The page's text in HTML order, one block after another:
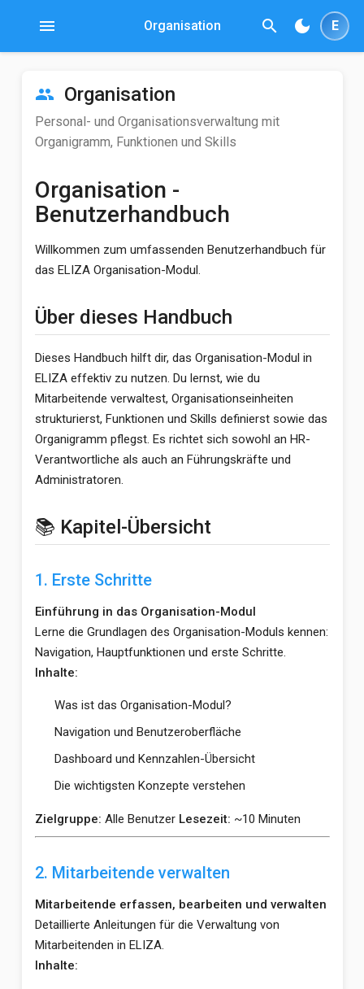
menu Organisation search dark_mode E
people Organisation
Personal- und Organisationsverwaltung mit
Organigramm, Funktionen und Skills
Organisation -
Benutzerhandbuch
Willkommen zum umfassenden Benutzerhandbuch für
das ELIZA Organisation-Modul.
Über dieses Handbuch
Dieses Handbuch hilft dir, das Organisation-Modul in
ELIZA effektiv zu nutzen. Du lernst, wie du
Mitarbeitende verwaltest, Organisationseinheiten
strukturierst, Funktionen und Skills definierst sowie das
Organigramm pflegst. Es richtet sich sowohl an HR-
Verantwortliche als auch an Führungskräfte und
Administratoren.
📚 Kapitel-Übersicht
1. Erste Schritte
Einführung in das Organisation-Modul
Lerne die Grundlagen des Organisation-Moduls kennen:
Navigation, Hauptfunktionen und erste Schritte.
Inhalte:
Was ist das Organisation-Modul?
Navigation und Benutzeroberfläche
Dashboard und Kennzahlen-Übersicht
Die wichtigsten Konzepte verstehen
Zielgruppe: Alle Benutzer Lesezeit: ~10 Minuten
2. Mitarbeitende verwalten
Mitarbeitende erfassen, bearbeiten und verwalten
Detaillierte Anleitungen für die Verwaltung von
Mitarbeitenden in ELIZA.
Inhalte: